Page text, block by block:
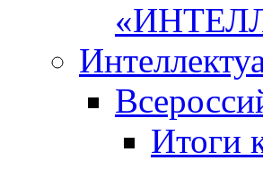
Итоги